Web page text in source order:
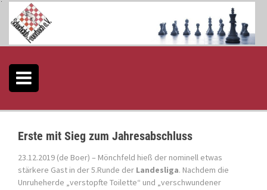
S
Erste mit Sieg zum Jahresabschluss
23.12.2019 (de Boer) – Mönchfeld hieß der nominell etwas
stärkere Gast in der 5.Runde der Landesliga. Nachdem die
Unruheherde „verstopfte Toilette“ und „verschwundener